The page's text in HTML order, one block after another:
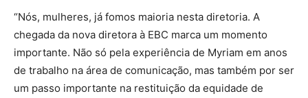
“Nós, mulheres, já fomos maioria nesta diretoria. A
chegada da nova diretora à EBC marca um momento
importante. Não só pela experiência de Myriam em anos
de trabalho na área de comunicação, mas também por ser
um passo importante na restituição da equidade de